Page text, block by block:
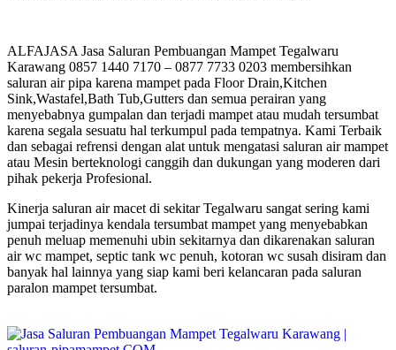
ALFAJASA Jasa Saluran Pembuangan Mampet Tegalwaru
Karawang 0857 1440 7170 – 0877 7733 0203 membersihkan
saluran air pipa karena mampet pada Floor Drain,Kitchen
Sink,Wastafel,Bath Tub,Gutters dan semua perairan yang
menyebabnya gumpalan dan terjadi mampet atau mudah tersumbat
karena segala sesuatu hal terkumpul pada tempatnya. Kami Terbaik
dan sebagai refrensi dengan alat untuk mengatasi saluran air mampet
atau Mesin berteknologi canggih dan dukungan yang moderen dari
pihak pekerja Profesional.
Kinerja saluran air macet di sekitar Tegalwaru sangat sering kami
jumpai terjadinya kendala tersumbat mampet yang menyebabkan
penuh meluap memenuhi ubin sekitarnya dan dikarenakan saluran
air wc mampet, septic tank wc penuh, kotoran wc susah disiram dan
banyak hal lainnya yang siap kami beri kelancaran pada saluran
paralon mampet tersumbat.